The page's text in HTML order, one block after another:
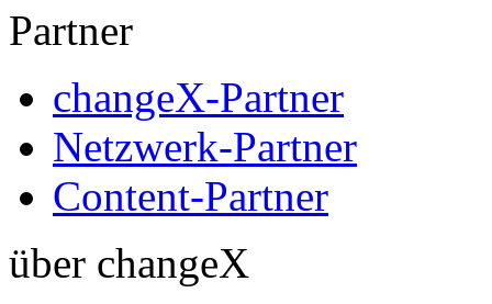
Partner
changeX-Partner
Netzwerk-Partner
Content-Partner
über changeX